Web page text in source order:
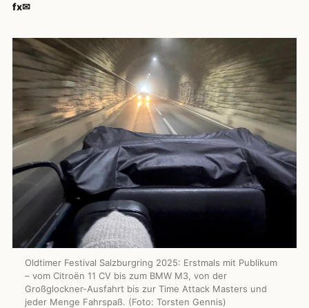
fx✉
Oldtimer Festival Salzburgring 2025: Erstmals mit Publikum
– vom Citroën 11 CV bis zum BMW M3, von der
Großglockner-Ausfahrt bis zur Time Attack Masters und
jeder Menge Fahrspaß. (Foto: Torsten Gennis)